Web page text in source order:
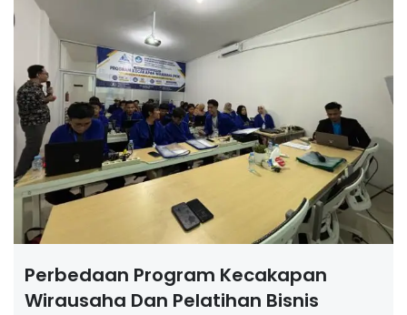
Perbedaan Program Kecakapan
Wirausaha Dan Pelatihan Bisnis